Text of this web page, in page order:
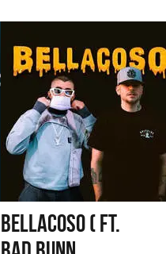
BELLACOSO ( FT.